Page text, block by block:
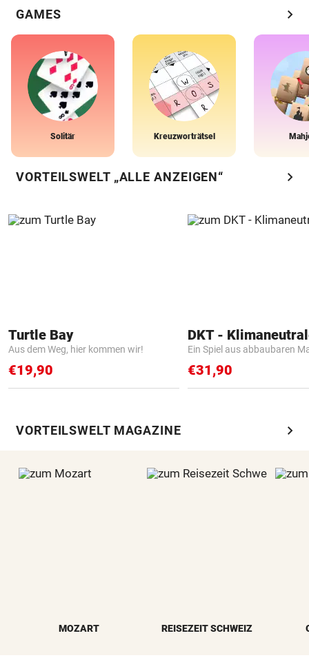
GAMES chevron_right
Solitär Kreuzworträtsel
VORTEILSWELT „ALLE ANZEIGEN“ chevron_right
Turtle Bay
Aus dem Weg, hier kommen wir!
€19,90
Ein Spiel aus abbaubaren
€31,90
VORTEILSWELT MAGAZINE chevron_right
MOZART REISEZEIT SCHWEIZ